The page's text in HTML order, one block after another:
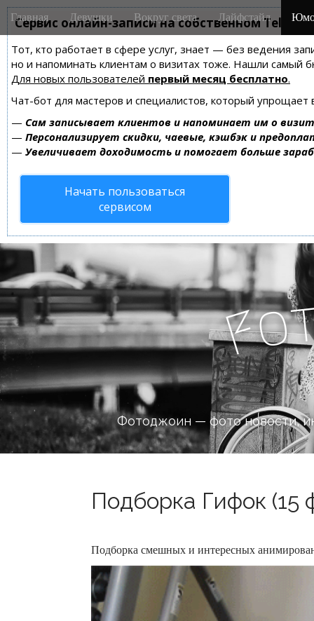
Сервис онлайн-записи на собственном
Тот, кто работает в сфере услуг, знает — без ведения
но и напоминать клиентам о визитах тоже. Нашли самый
Для новых пользователей первый месяц бесплатно.
Чат-бот для мастеров и специалистов, который упрощает
— Сам записывает клиентов и напоминает им о
— Персонализирует скидки, чаевые, кэшбэк и
— Увеличивает доходимость и помогает больше
Начать пользоваться
сервисом
M
a
n
m
e
n
u
i
Главная Девушки Вокруг света Лайфстайл
Fo
Фотоджоин — фото новости,
Подборка Гифок (15
Подборка смешных и интересных